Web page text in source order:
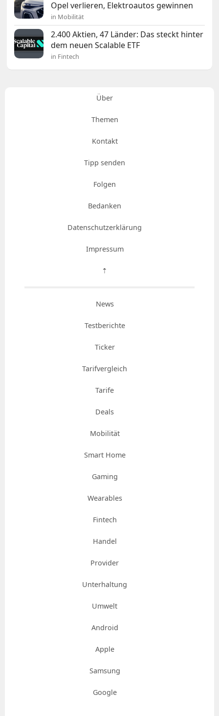
Opel verlieren, Elektroautos gewinnen
in Mobilität
2.400 Aktien, 47 Länder: Das steckt hinter
dem neuen Scalable ETF
in Fintech
Über
Themen
Kontakt
Tipp senden
Folgen
Bedanken
Datenschutzerklärung
Impressum
⇡
News
Testberichte
Ticker
Tarifvergleich
Tarife
Deals
Mobilität
Smart Home
Gaming
Wearables
Fintech
Handel
Provider
Unterhaltung
Umwelt
Android
Apple
Samsung
Google